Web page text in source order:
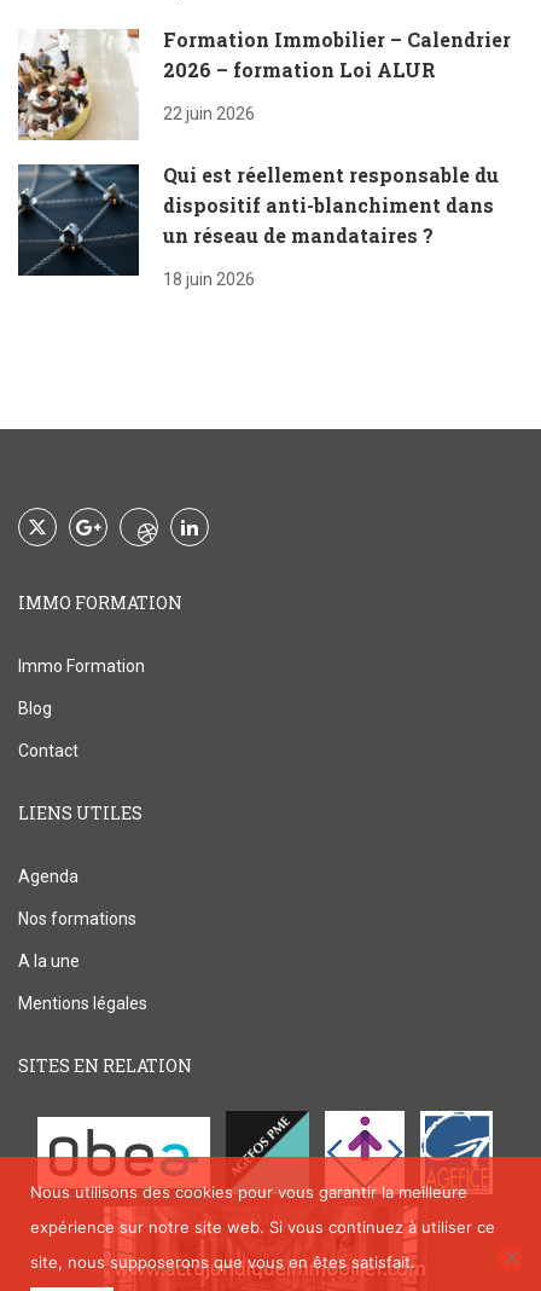
Formation Immobilier – Calendrier
2026 – formation Loi ALUR
22 juin 2026
Qui est réellement responsable du
dispositif anti-blanchiment dans
un réseau de mandataires ?
18 juin 2026
IMMO FORMATION
Immo Formation
Blog
Contact
LIENS UTILES
Agenda
Nos formations
A la une
Mentions légales
SITES EN RELATION
Nous utilisons des cookies pour vous garantir la meilleure
expérience sur notre site web. Si vous continuez à utiliser ce
site, nous supposerons que vous en êtes satisfait.